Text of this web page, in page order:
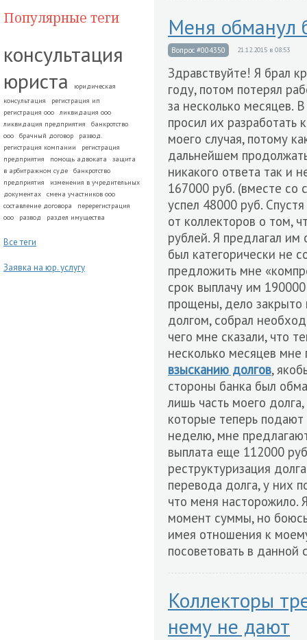
Популярные теги
консультация
юриста
юридическая
консультация
регистрация ип
регистрация ооо
ликвидация ооо
ликвидация предприятия
банкротство
ооо
брачный договор
развод.
регистрация компании
регистрация
предприятия
помощь адвоката
защита
в арбитражном суде
банкротство
предприятия
изменения в учредительных
документах
смена участников ооо
составление договора
перерегистрация
ооо
развод раздел имущества
Все теги
Заявка на юр. услугу
Меня обманул
Вопрос #004350 21.12.2015 в 08:53
Здравствуйте! Я брал
году, потом потерял
за несколько месяцев.
просил их
моего случая, потому
дальнейшем
никакого ответа так и
167000 руб. (вместе со
успел 48000 руб.
от коллекторов о том,
рублей. Я предлагал им
был категорически не
предложить мне
срок выплачу им
прощены, дело закрыто
долгом, собрал
чего мне сказали, что
несколько месяцев мне
взысканию долгов,
стороны банка был
лишь часть моего
которые теперь
неделю, мне
выплата еще 112000
реструктуризация
перевода долга, у них
что меня насторожило.
момент суммы, но
имея отношения к
посоветовать в данной
Коллекторы
нему не дают